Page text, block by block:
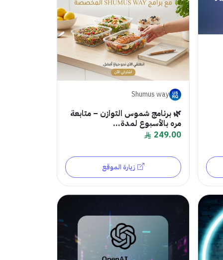
Shumus way
🌿 برنامج شموس التوازن – متابعة
مره بالأسبوع لمدة...
249.00
زيارة الموقع